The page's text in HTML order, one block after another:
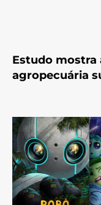
Estudo mostra
agropecuária